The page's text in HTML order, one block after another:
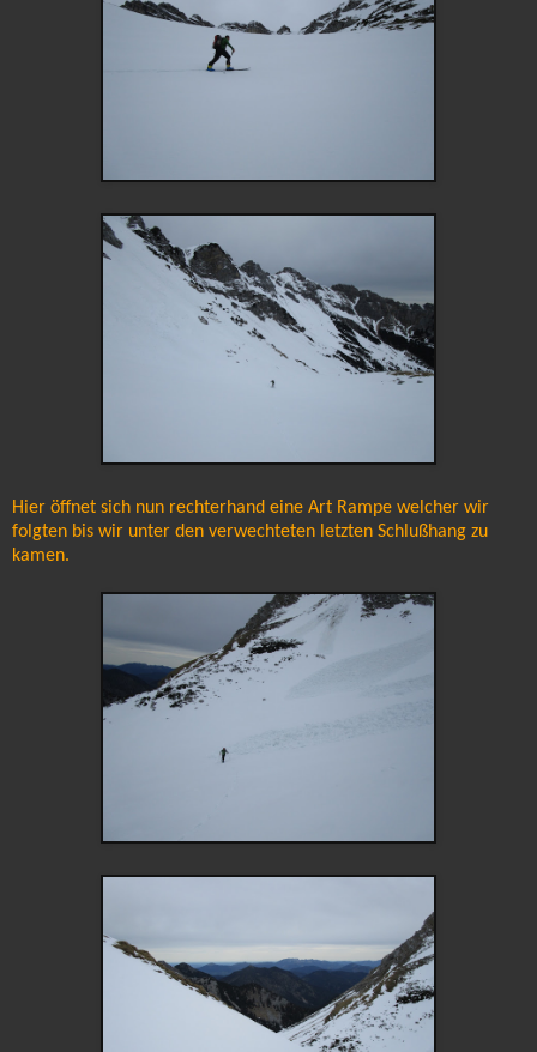
Hier öffnet sich nun rechterhand eine Art Rampe welcher wir
folgten bis wir unter den verwechteten letzten Schlußhang zu
kamen.